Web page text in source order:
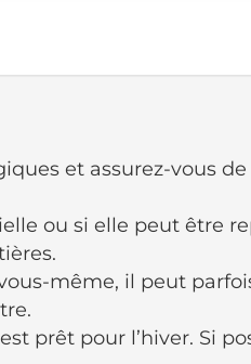
et assurez-vous
ou si elle peut être
même, il peut
prêt pour l’hiver. Si